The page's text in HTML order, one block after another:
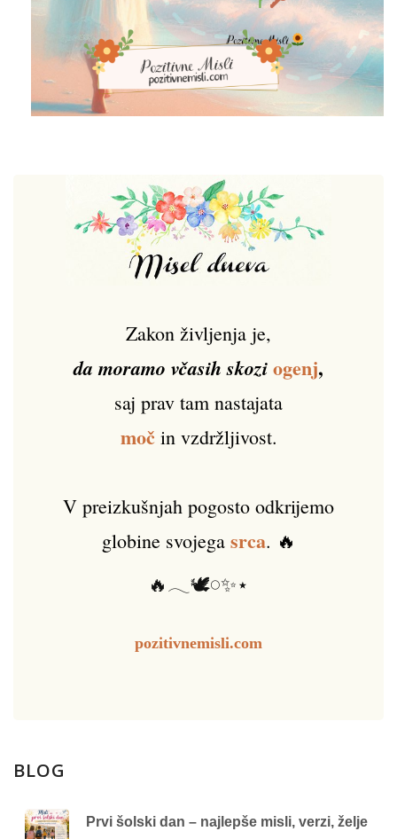
Zakon življenja je,
da moramo včasih skoziogenj,
saj prav tam nastajata
močin vzdržljivost.
V preizkušnjah pogosto odkrijemo
globine svojega srca. 🔥
🔥𓂃🕊️𓏸✨⋆
pozitivnemisli.com
BLOG
Prvi šolski dan – najlepše misli, verzi, želje